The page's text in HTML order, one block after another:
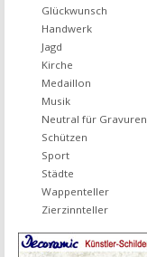
Glückwunsch
Handwerk
Jagd
Kirche
Medaillon
Musik
Neutral für Gravuren
Schützen
Sport
Städte
Wappenteller
Zierzinnteller